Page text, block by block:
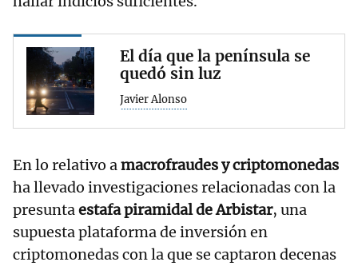
El día que la península se
quedó sin luz
Javier Alonso
En lo relativo amacrofraudes y criptomonedas
ha llevado investigaciones relacionadas con la
presuntaestafa piramidal de Arbistar, una
supuesta plataforma de inversión en
criptomonedas con la que se captaron decenas